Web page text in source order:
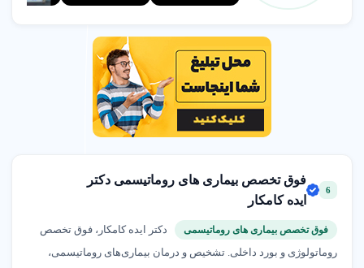
6
فوق تخصص بیماری های روماتیسمی دکتر
ایده کامکار
فوق تخصص بیماری های روماتیسمی
دکتر ایده کامکار، فوق تخصص
روماتولوژی و بورد داخلی. تشخیص و درمان بیماری‌های روماتیسمی،